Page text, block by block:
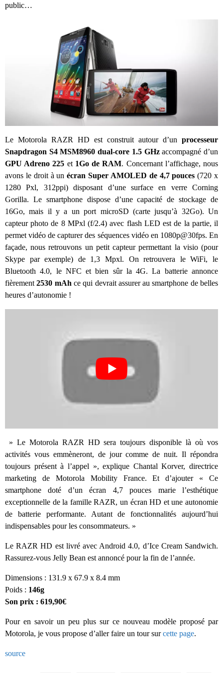
public…
Le Motorola RAZR HD est construit autour d’un processeur
Snapdragon S4 MSM8960 dual-core 1.5 GHzaccompagné d’un
GPU Adreno 225 et 1Go de RAM. Concernant l’affichage, nous
avons le droit à unécran Super AMOLED de 4,7 pouces (720 x
1280 Pxl, 312ppi) disposant d’une surface en verre Corning
Gorilla. Le smartphone dispose d’une capacité de stockage de
16Go, mais il y a un port microSD (carte jusqu’à 32Go). Un
capteur photo de 8 MPxl (f/2.4) avec flash LED est de la partie, il
permet vidéo de capturer des séquences vidéo en 1080p@30fps. En
façade, nous retrouvons un petit capteur permettant la visio (pour
Skype par exemple) de 1,3 Mpxl. On retrouvera le WiFi, le
Bluetooth 4.0, le NFC et bien sûr la 4G. La batterie annonce
fièrement2530 mAh ce qui devrait assurer au smartphone de belles
heures d’autonomie !
» Le Motorola RAZR HD sera toujours disponible là où vos
activités vous emmèneront, de jour comme de nuit. Il répondra
toujours présent à l’appel », explique Chantal Korver, directrice
marketing de Motorola Mobility France. Et d’ajouter « Ce
smartphone doté d’un écran 4,7 pouces marie l’esthétique
exceptionnelle de la famille RAZR, un écran HD et une autonomie
de batterie performante. Autant de fonctionnalités aujourd’hui
indispensables pour les consommateurs. »
Le RAZR HD est livré avec Android 4.0, d’Ice Cream Sandwich.
Rassurez-vous Jelly Bean est annoncé pour la fin de l’année.
Dimensions : 131.9 x 67.9 x 8.4 mm
Poids : 146g
Son prix : 619,90€
Pour en savoir un peu plus sur ce nouveau modèle proposé par
Motorola, je vous propose d’aller faire un tour surcette page.
source